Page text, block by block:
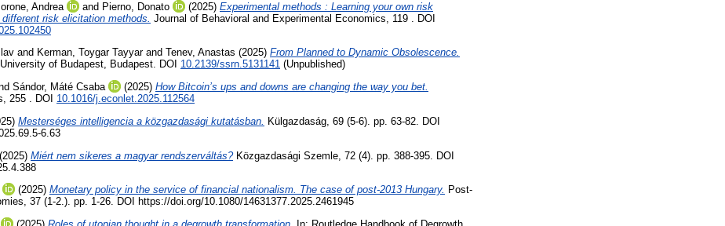
Andrea and Pierno, Donato (2025) Experimental methods : Learning your own risk
risk elicitation methods. Journal of Behavioral and Experimental Economics, 119 . DOI
and Kerman, Toygar Tayyarand Tenev, Anastas (2025) From Planned to Dynamic Obsolescence.
of Budapest, Budapest. DOI 10.2139/ssrn.5131141 (Unpublished)
Sándor, Máté Csaba (2025) How Bitcoin’s ups and downs are changing the way you bet.
255 . DOI 10.1016/j.econlet.2025.112564
Mesterséges intelligencia a közgazdasági kutatásban. Külgazdaság, 69 (5-6). pp. 63-82. DOI
6.63
(2025) Miért nem sikeres a magyar rendszerváltás?Közgazdasági Szemle, 72 (4). pp. 388-395. DOI
(2025) Monetary policy in the service of financial nationalism. The case of post-2013 Hungary. Post-
37 (1-2.). pp. 1-26. DOI https://doi.org/10.1080/14631377.2025.2461945